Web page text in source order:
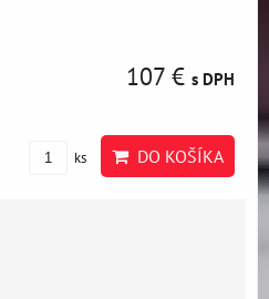
107 € s DPH
ks DO KOŠÍKA